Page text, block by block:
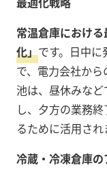
常温倉庫におけ
化」です。日中
で、電力会社か
池は、昼休みな
し、夕方の業務
るために活用され
冷蔵・冷凍倉庫